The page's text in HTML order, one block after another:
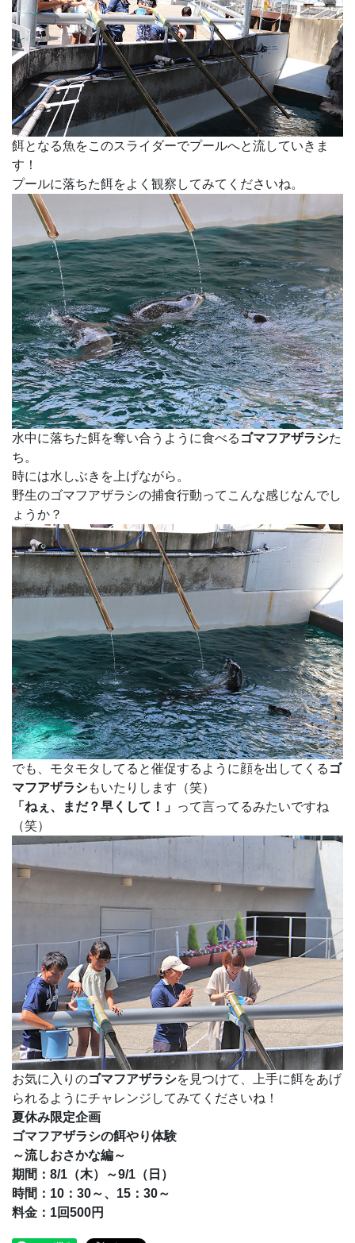
餌となる魚をこのスライダーでプールへと流していきま
す！
プールに落ちた餌をよく観察してみてくださいね。
水中に落ちた餌を奪い合うように食べる ゴマフアザラシた
ち。
時には水しぶきを上げながら。
野生のゴマフアザラシの捕食行動ってこんな感じなんでし
ょうか？
でも、モタモタしてると催促するように顔を出してくる ゴ
マフアザラシもいたりします（笑）
「ねぇ、まだ？早くして！」 って言ってるみたいですね
（笑）
お気に入りのゴマフアザラシを見つけて、上手に餌をあげ
られるようにチャレンジしてみてくださいね！
夏休み限定企画
ゴマフアザラシの餌やり体験
～流しおさかな編～
期間：8/1（木）～9/1（日）
時間：10：30～、15：30～
料金：1回500円